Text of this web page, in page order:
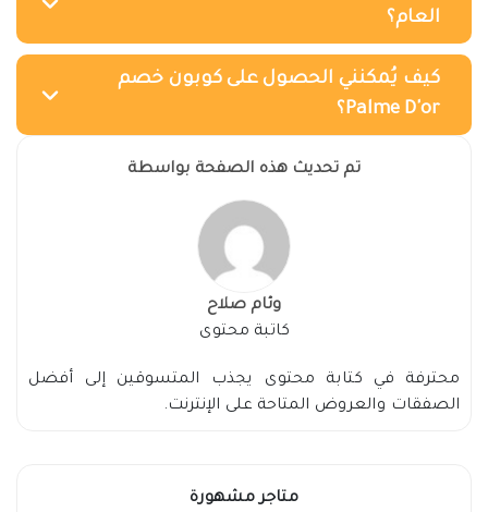
العام؟
كيف يُمكنني الحصول على كوبون خصم
Palme D'or؟
تم تحديث هذه الصفحة بواسطة
وئام صلاح
كاتبة محتوى
محترفة في كتابة محتوى يجذب المتسوقين إلى أفضل
الصفقات والعروض المتاحة على الإنترنت.
متاجر مشهورة